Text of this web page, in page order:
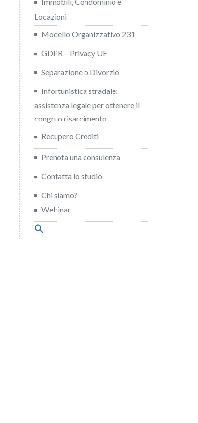
Locazioni
Modello Organizzativo 231
GDPR – Privacy UE
Separazione o Divorzio
Infortunistica stradale:
assistenza legale per ottenere il
congruo risarcimento
Recupero Crediti
Prenota una consulenza
Contatta lo studio
Chi siamo?
Webinar